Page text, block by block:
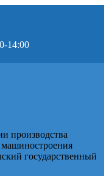
14:00
производства
государственный